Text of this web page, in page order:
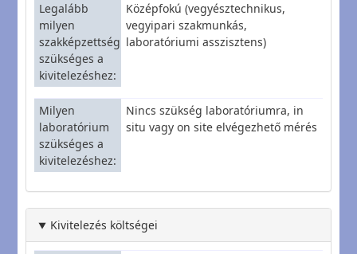
Legalább
milyen
szakképzettség
szükséges a
kivitelezéshez
Középfokú (vegyésztechnikus,
vegyipari szakmunkás,
laboratóriumi asszisztens)
Milyen
laboratórium
szükséges a
kivitelezéshez
Nincs szükség laboratóriumra, in
situ vagy on site elvégezhető mérés
Kivitelezés költségei